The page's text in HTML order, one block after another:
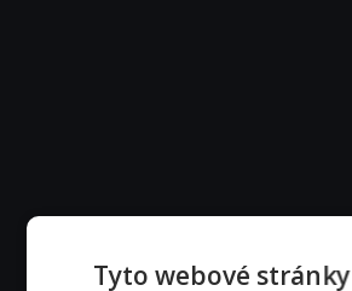
Tyto webové stránky